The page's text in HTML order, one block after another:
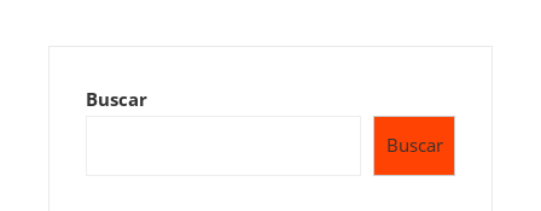
Buscar
Buscar